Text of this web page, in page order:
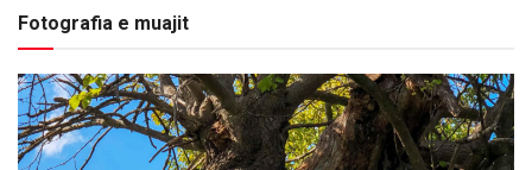
Fotografia e muajit